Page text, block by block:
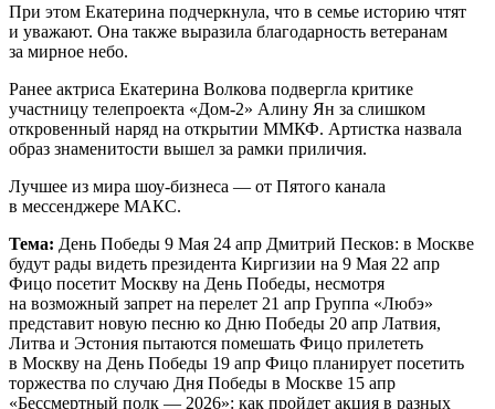
При этом Екатерина подчеркнула, что в семье историю чтят
и уважают. Она также выразила благодарность ветеранам
за мирное небо.
Ранее актриса Екатерина Волкова подвергла критике
участницу телепроекта «Дом-2» Алину Ян за слишком
откровенный наряд на открытии ММКФ. Артистка назвала
образ знаменитости вышел за рамки приличия.
Лучшее из мира шоу-бизнеса — от Пятого канала
в мессенджере МАКС.
Тема: День Победы 9 Мая 24 апр Дмитрий Песков: в Москве
будут рады видеть президента Киргизии на 9 Мая 22 апр
Фицо посетит Москву на День Победы, несмотря
на возможный запрет на перелет 21 апр Группа «Любэ»
представит новую песню ко Дню Победы 20 апр Латвия,
Литва и Эстония пытаются помешать Фицо прилететь
в Москву на День Победы 19 апр Фицо планирует посетить
торжества по случаю Дня Победы в Москве 15 апр
«Бессмертный полк — 2026»: как пройдет акция в разных